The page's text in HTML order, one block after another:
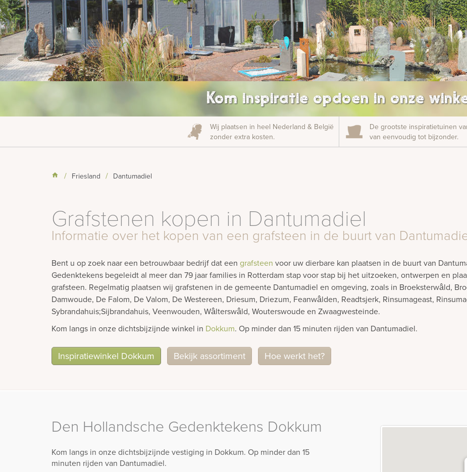
Kom inspiratie opdoen in onze
Wij plaatsen in heel Nederland & België
zonder extra kosten.
De grootste inspiratietuinen
van eenvoudig tot bijzonder.
Friesland Dantumadiel
Grafstenen kopen in Dantumadiel
Informatie over het kopen van een grafsteen in de buurt van
Bent u op zoek naar een betrouwbaar bedrijf dat een grafsteen voor uw dierbare kan plaatsen in de buurt van
Gedenktekens begeleidt al meer dan 79 jaar families in Rotterdam stap voor stap bij het uitzoeken, ontwerpen en
grafsteen. Regelmatig plaatsen wij grafstenen in de gemeente Dantumadiel en omgeving, zoals in Broeksterwâld,
Damwoude, De Falom, De Valom, De Westereen, Driesum, Driezum, Feanwâlden, Readtsjerk, Rinsumageast,
Sybrandahuis;Sijbrandahuis, Veenwouden, Wâlterswâld, Wouterswoude en Zwaagwesteinde.
Kom langs in onze dichtsbijzijnde winkel in Dokkum. Op minder dan 15 minuten rijden van Dantumadiel.
Inspiratiewinkel Dokkum Bekijk assortiment Hoe werkt het?
Den Hollandsche Gedenktekens Dokkum
Kom langs in onze dichtsbijzijnde vestiging in Dokkum. Op minder dan 15
minuten rijden van Dantumadiel.